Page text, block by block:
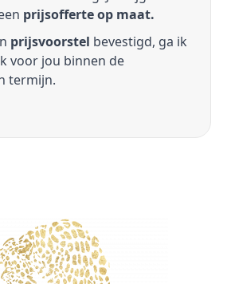
prijsofferte op maat.
prijsvoorstel bevestigd, ga ik
voor jou binnen de
termijn.